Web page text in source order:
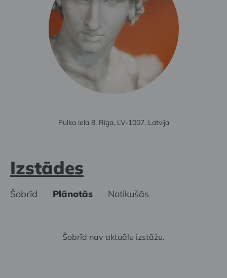
Pulka iela 8, Rīga, LV-1007, Latvija
Izstādes
Šobrīd Plānotās Notikušās
Šobrīd nav aktuālu izstāžu.